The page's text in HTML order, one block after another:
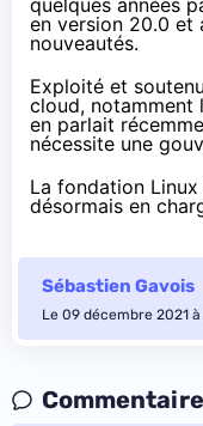
quelques années
en version 20.0 et
nouveautés.
Exploité et
cloud, notamment
en parlait
nécessite une
La fondation Linux
désormais en
Sébastien Gavois
Le 09 décembre 2021 à